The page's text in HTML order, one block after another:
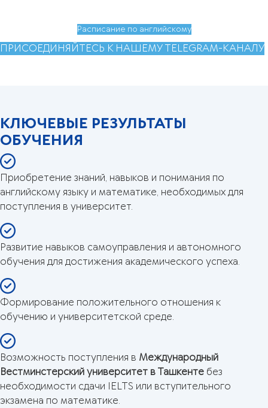
Расписание по английскому
ПРИСОЕДИНЯЙТЕСЬ К НАШЕМУ TELEGRAM-КАНАЛУ
КЛЮЧЕВЫЕ РЕЗУЛЬТАТЫ
ОБУЧЕНИЯ
Приобретение знаний, навыков и понимания по
английскому языку и математике, необходимых для
поступления в университет.
Развитие навыков самоуправления и автономного
обучения для достижения академического успеха.
Формирование положительного отношения к
обучению и университетской среде.
Возможность поступления в Международный
Вестминстерский университет в Ташкенте без
необходимости сдачи IELTS или вступительного
экзамена по математике.